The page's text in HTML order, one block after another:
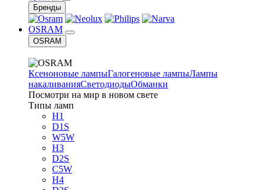
Бренды
OSRAM
OSRAM
Ксеноновые лампыГалогеновые лампыЛампы
накаливанияСветодиодыОбманки
Посмотри на мир в новом свете
Типы ламп
H1
D1S
W5W
H3
D2S
C5W
H4